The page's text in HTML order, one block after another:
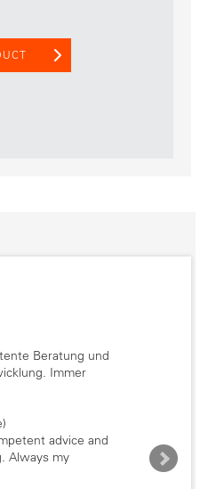
Schirme. Hat alles
umbrellas.